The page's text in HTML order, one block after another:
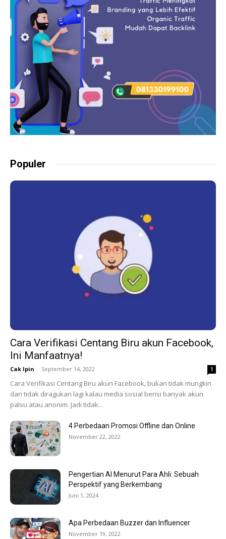
Populer
Cara Verifikasi Centang Biru akun Facebook,
Ini Manfaatnya!
Cak Ipin - September 14, 2022 1
Cara Verifikasi Centang Biru akun Facebook, bukan tidak mungkin
dan tidak diragukan lagi kalau media sosial berisi banyak akun
palsu atau anonim. Jadi tidak...
4 Perbedaan Promosi Offline dan Online
November 22, 2022
Pengertian AI Menurut Para Ahli: Sebuah
Perspektif yang Berkembang
Juni 1, 2024
Apa Perbedaan Buzzer dan Influencer
November 19, 2022